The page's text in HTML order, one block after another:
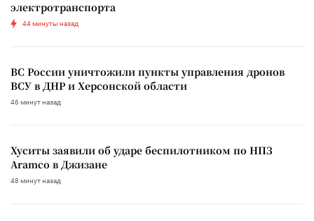
электротранспорта
44 минуты назад
ВС России уничтожили пункты управления дронов
ВСУ в ДНР и Херсонской области
46 минут назад
Хуситы заявили об ударе беспилотником по НПЗ
Aramco в Джизане
48 минут назад